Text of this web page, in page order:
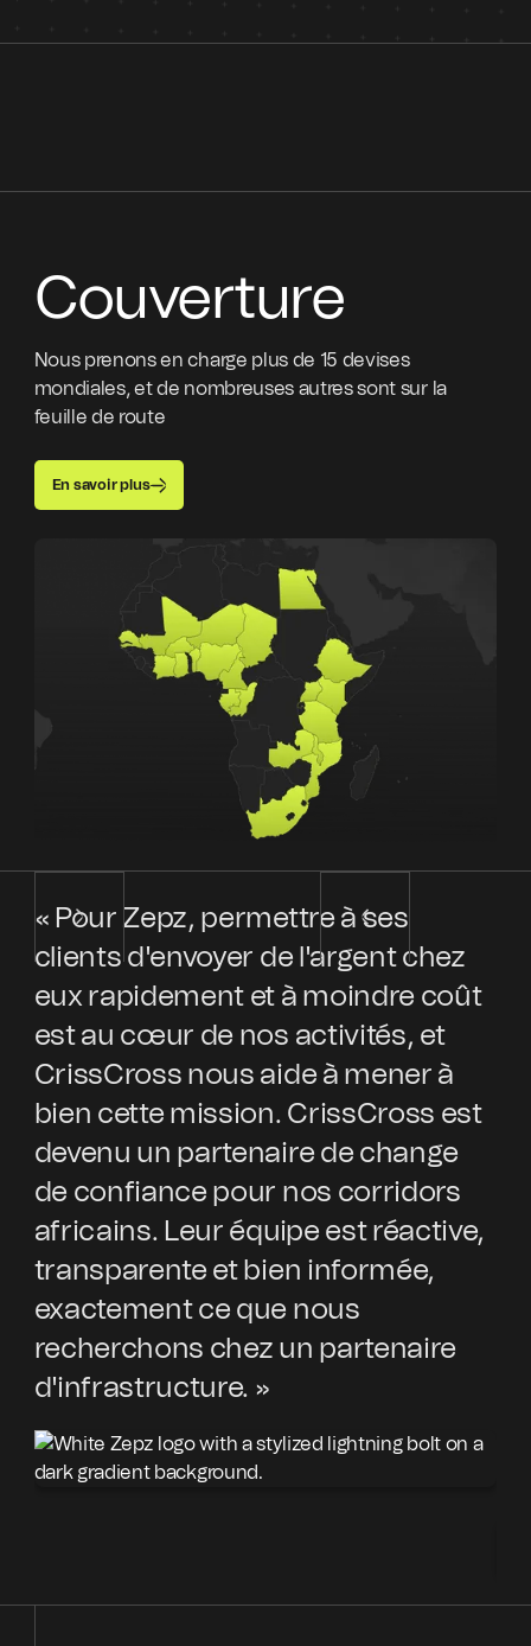
Couverture
Nous prenons en charge plus de 15 devises
mondiales, et de nombreuses autres sont sur la
feuille de route
En savoir plus
« Pour Zepz, permettre à ses
clients d'envoyer de l'argent chez
eux rapidement et à moindre coût
est au cœur de nos activités, et
CrissCross nous aide à mener à
bien cette mission. CrissCross est
devenu un partenaire de change
de confiance pour nos corridors
africains. Leur équipe est réactive,
transparente et bien informée,
exactement ce que nous
recherchons chez un partenaire
d'infrastructure. »